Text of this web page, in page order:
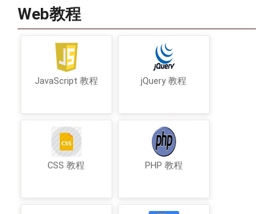
Web教程
JavaScript 教程 jQuery 教程
CSS 教程 PHP 教程